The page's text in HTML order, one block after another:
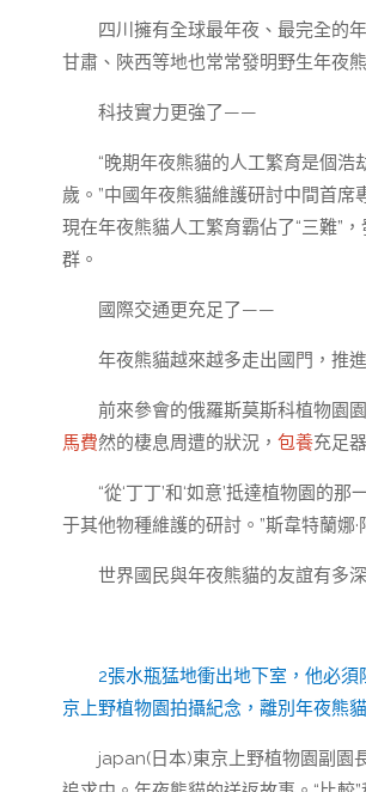
四川擁有全球最年夜、最完全的
甘肅、陜西等地也常常發明野生年夜
科技實力更強了——
“晚期年夜熊貓的人工繁育是個浩
歲。”中國年夜熊貓維護研討中間首
現在年夜熊貓人工繁育霸佔了“三難”
群。
國際交通更充足了——
年夜熊貓越來越多走出國門，推
前來參會的俄羅斯莫斯科植物園
馬費然的棲息周遭的狀況， 包養充足
“從‘丁丁’和‘如意’抵達植物園的那
于其他物種維護的研討。”斯韋特蘭娜·
世界國民與年夜熊貓的友誼有多
2張水瓶猛地衝出地下室，他必
京上野植物園拍攝紀念，離別年夜熊
japan(日本)東京上野植物園副園